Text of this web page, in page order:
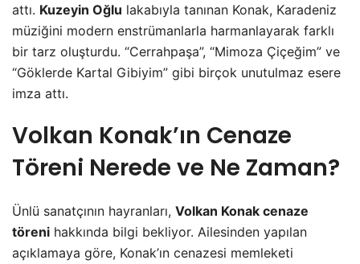
attı. Kuzeyin Oğlu lakabıyla tanınan Konak, Karadeniz
müziğini modern enstrümanlarla harmanlayarak farklı
bir tarz oluşturdu. “Cerrahpaşa”, “Mimoza Çiçeğim” ve
“Göklerde Kartal Gibiyim” gibi birçok unutulmaz esere
imza attı.
Volkan Konak’ın Cenaze
Töreni Nerede ve Ne Zaman?
Ünlü sanatçının hayranları, Volkan Konak cenaze
töreni hakkında bilgi bekliyor. Ailesinden yapılan
açıklamaya göre, Konak’ın cenazesi memleketi